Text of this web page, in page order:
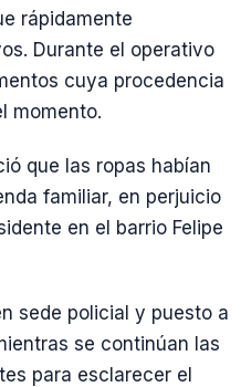
rápidamente
Durante el operativo
cuya procedencia
momento.
que las ropas habían
familiar, en perjuicio
en el barrio Felipe
sede policial y puesto a
se continúan las
para esclarecer el